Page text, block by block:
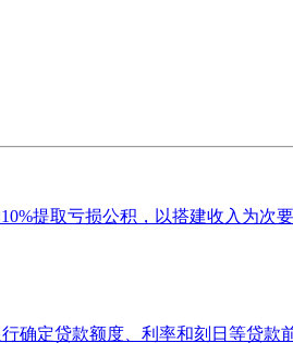
提取亏损公积，以搭建收入为次
确定贷款额度、利率和刻日等贷款